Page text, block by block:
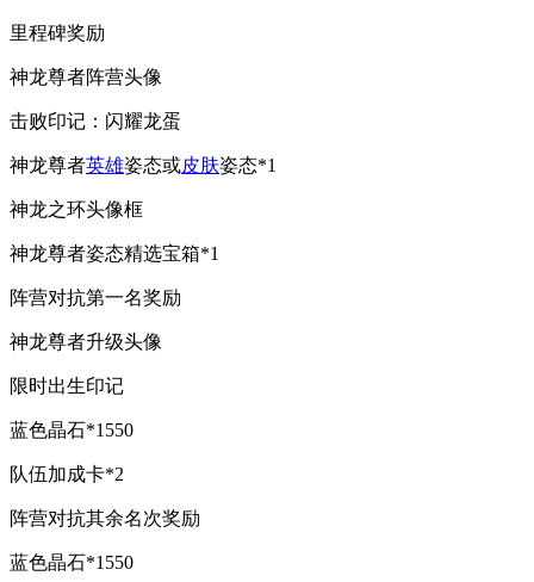
里程碑奖励
神龙尊者阵营头像
击败印记：闪耀龙蛋
神龙尊者英雄姿态或皮肤姿态*1
神龙之环头像框
神龙尊者姿态精选宝箱*1
阵营对抗第一名奖励
神龙尊者升级头像
限时出生印记
蓝色晶石*1550
队伍加成卡*2
阵营对抗其余名次奖励
蓝色晶石*1550